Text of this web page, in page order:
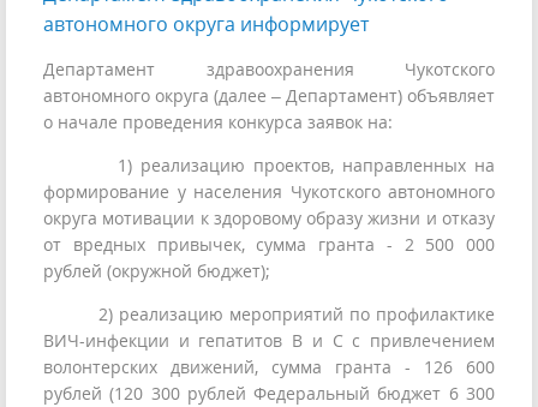
автономного округа информирует
Департамент здравоохранения Чукотского
автономного округа (далее – Департамент) объявляет
о начале проведения конкурса заявок на:
1) реализацию проектов, направленных на
формирование у населения Чукотского автономного
округа мотивации к здоровому образу жизни и отказу
от вредных привычек, сумма гранта - 2 500 000
рублей (окружной бюджет);
2) реализацию мероприятий по профилактике
ВИЧ-инфекции и гепатитов B и C с привлечением
волонтерских движений, сумма гранта - 126 600
рублей (120 300 рублей Федеральный бюджет 6 300